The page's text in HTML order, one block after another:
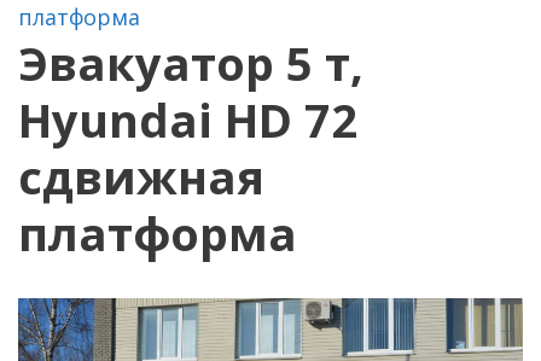
платформа
Эвакуатор 5 т,
Hyundai HD 72
сдвижная
платформа